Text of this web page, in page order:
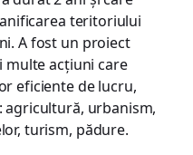
teritoriului
A fost un proiect
multe acțiuni care
eficiente de lucru,
agricultură, urbanism,
turism, pădure.